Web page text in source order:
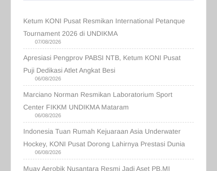
Ketum KONI Pusat Resmikan International Petanque
Tournament 2026 di UNDIKMA
07/08/2026
Apresiasi Pengprov PABSI NTB, Ketum KONI Pusat
Puji Dedikasi Atlet Angkat Besi
06/08/2026
Marciano Norman Resmikan Laboratorium Sport
Center FIKKM UNDIKMA Mataram
06/08/2026
Indonesia Tuan Rumah Kejuaraan Asia Underwater
Hockey, KONI Pusat Dorong Lahirnya Prestasi Dunia
06/08/2026
Muay Aerobik Nusantara Resmi Jadi Aset PB.MI